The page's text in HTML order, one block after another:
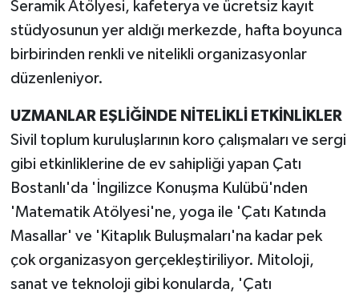
Seramik Atölyesi, kafeterya ve ücretsiz kayıt
stüdyosunun yer aldığı merkezde, hafta boyunca
birbirinden renkli ve nitelikli organizasyonlar
düzenleniyor.
UZMANLAR EŞLİĞİNDE NİTELİKLİ ETKİNLİKLER
Sivil toplum kuruluşlarının koro çalışmaları ve sergi
gibi etkinliklerine de ev sahipliği yapan Çatı
Bostanlı'da 'İngilizce Konuşma Kulübü'nden
'Matematik Atölyesi'ne, yoga ile 'Çatı Katında
Masallar' ve 'Kitaplık Buluşmaları'na kadar pek
çok organizasyon gerçekleştiriliyor. Mitoloji,
sanat ve teknoloji gibi konularda, 'Çatı